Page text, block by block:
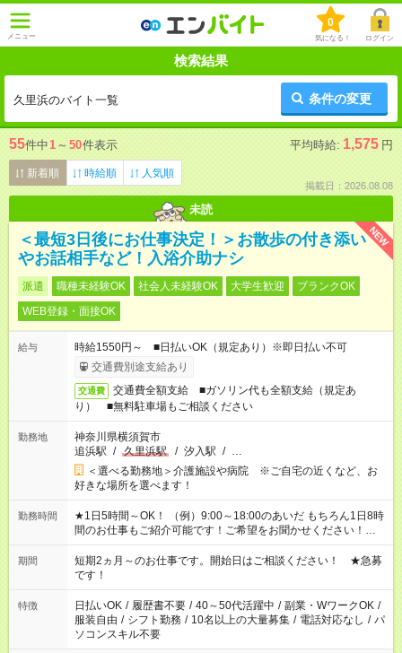
メニュー
0
気になる！ ログイン
検索結果
久里浜のバイト一覧 条件の変更
55件中1 ～ 50件表示 平均時給: 1,575 円
新着順 時給順 人気順
掲載日：2026.08.08
未読
NEW
＜最短3日後にお仕事決定！＞お散歩の付き添い
やお話相手など！入浴介助ナシ
派遣 職種未経験OK 社会人未経験OK 大学生歓迎
ブランクOK
WEB登録・面接OK
給与
時給1550円～ ■日払いOK（規定あり）※即日払い不可
交通費別途支給あり
交通費
交通費全額支給 ■ガソリン代も全額支給（規定あ
り） ■無料駐車場もご相談ください
勤務地
神奈川県横須賀市
追浜駅 / 久里浜駅 / 汐入駅 / …
＜選べる勤務地＞介護施設や病院 ※ご自宅の近くなど、お
好きな場所を選べます！
勤務時間
★1日5時間～OK！ （例）9:00～18:00のあいだ もちろん1日8時
間のお仕事もご紹介可能です！ご希望をお聞かせください！★家
庭の都合でお休みが必要な場合も遠慮なくご相談ください。 ※
週最低15時間以上の勤務が必要です
期間
短期2ヵ月～のお仕事です。開始日はご相談ください！ ★急募
です！
特徴 日払いOK / 履歴書不要 / 40～50代活躍中 / 副業・WワークOK /
服装自由 / シフト勤務 / 10名以上の大量募集 / 電話対応なし / パ
ソコンスキル不要